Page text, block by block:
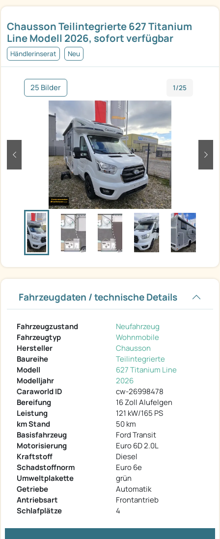
Chausson Teilintegrierte 627 Titanium
Line Modell 2026, sofort verfügbar
Händlerinserat Neu
25 Bilder 1/25
zurück
Fahrzeugdaten / technische Details
Fahrzeugzustand
Neufahrzeug
Fahrzeugtyp
Wohnmobile
Hersteller
Chausson
Baureihe
Teilintegrierte
Modell
627 Titanium Line
Modelljahr
2026
Caraworld ID
cw-26998478
Bereifung
16 Zoll Alufelgen
Leistung
121 kW/165 PS
km Stand
50 km
Basisfahrzeug
Ford Transit
Motorisierung
Euro 6D 2.0L
Kraftstoff
Diesel
Schadstoffnorm
Euro 6e
Umweltplakette
grün
Getriebe
Automatik
Antriebsart
Frontantrieb
Schlafplätze
4